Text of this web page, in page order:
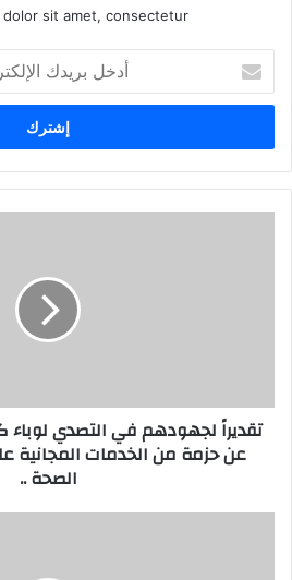
dolor sit amet, consectetur.
بريدك
الإلكتروني
تعلن
عن
حزمة
المجانية
تقديراً لجهودهم في التصدي لوباء
عن حزمة من الخدمات المجانية
الصحة ..